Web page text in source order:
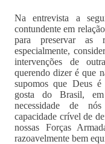
Na entrevista a
contundente em
para preservar as
especialmente,
intervenções de
querendo dizer é que
supomos que Deus
gosta do Brasil,
necessidade de
capacidade crível de
nossas Forças
razoavelmente bem